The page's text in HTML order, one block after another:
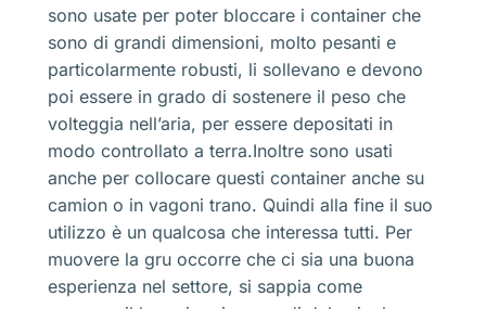
sono usate per poter bloccare i container che
sono di grandi dimensioni, molto pesanti e
particolarmente robusti, li sollevano e devono
poi essere in grado di sostenere il peso che
volteggia nell’aria, per essere depositati in
modo controllato a terra.Inoltre sono usati
anche per collocare questi container anche su
camion o in vagoni trano. Quindi alla fine il suo
utilizzo è un qualcosa che interessa tutti. Per
muovere la gru occorre che ci sia una buona
esperienza nel settore, si sappia come